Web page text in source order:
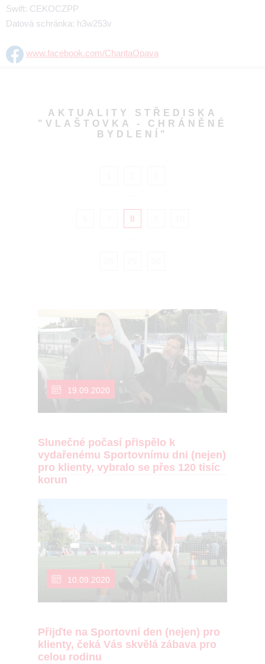
Swift: CEKOCZPP
Datová schránka: h3w253v
www.facebook.com/CharitaOpava
AKTUALITY STŘEDISKA
"VLAŠTOVKA - CHRÁNĚNÉ
BYDLENÍ"
8
19.09.2020
Slunečné počasí přispělo k
vydařenému Sportovnímu dni (nejen)
pro klienty, vybralo se přes 120 tisíc
korun
10.09.2020
Přijďte na Sportovní den (nejen) pro
klienty, čeká Vás skvělá zábava pro
celou rodinu